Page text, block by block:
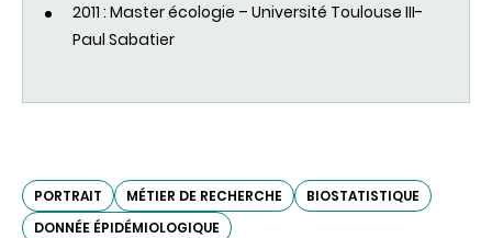
2011 : Master écologie – Université Toulouse III-
Paul Sabatier
PORTRAIT MÉTIER DE RECHERCHE
BIOSTATISTIQUE
DONNÉE ÉPIDÉMIOLOGIQUE